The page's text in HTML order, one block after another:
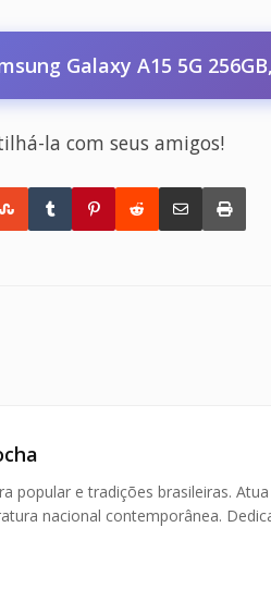
Galaxy A15 5G
la com seus amigos!
popular e tradições brasileiras.
nacional contemporânea.